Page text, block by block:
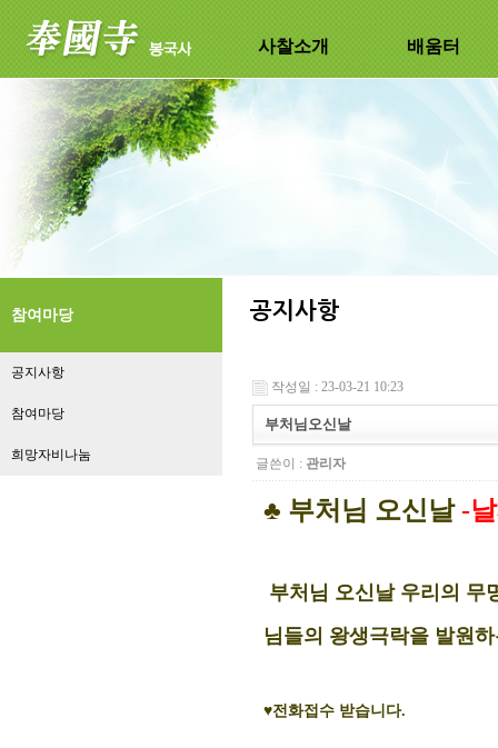
사찰소개 배움터
참여마당
공지사항
참여마당
희망자비나눔
작성일 : 23-03-21 10:23
부처님오신날
글쓴이 : 관리자
♣ 부처님 오신날-날
부처님 오신날 우리의 무
님들의 왕생극락을 발원
♥전화접수 받습니다.